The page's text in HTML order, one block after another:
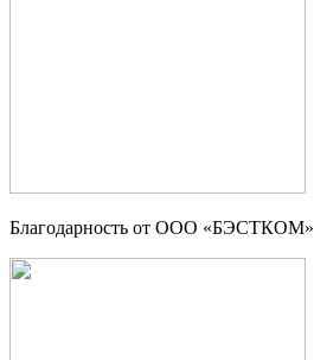
Благодарность от ООО «БЭСТКОМ»